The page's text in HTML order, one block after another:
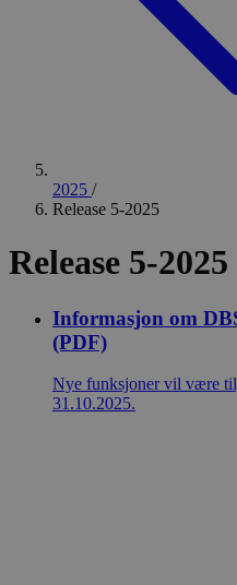
2025 /
Release 5-2025
Release 5-2025
Informasjon om
(PDF)
Nye funksjoner vil være
31.10.2025.